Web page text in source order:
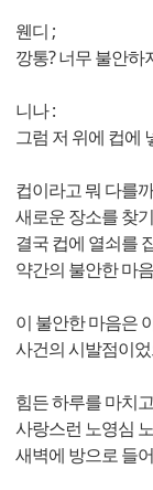
웬디 ;
깡통? 너무 불안하
니나 :
그럼 저 위에 컵에
컵이라고 뭐 다를
새로운 장소를 찾
결국 컵에 열쇠를
약간의 불안한 마
이 불안한 마음은
사건의 시발점이
힘든 하루를 마치고
사랑스런 노영심
새벽에 방으로 들